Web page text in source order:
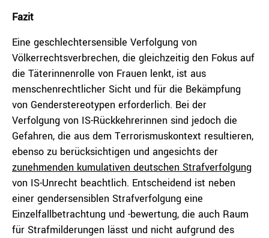
Fazit
Eine geschlechtersensible Verfolgung von
Völkerrechtsverbrechen, die gleichzeitig den Fokus auf
die Täterinnenrolle von Frauen lenkt, ist aus
menschenrechtlicher Sicht und für die Bekämpfung
von Genderstereotypen erforderlich. Bei der
Verfolgung von IS-Rückkehrerinnen sind jedoch die
Gefahren, die aus dem Terrorismuskontext resultieren,
ebenso zu berücksichtigen und angesichts der
zunehmenden kumulativen deutschen Strafverfolgung
von IS-Unrecht beachtlich. Entscheidend ist neben
einer gendersensiblen Strafverfolgung eine
Einzelfallbetrachtung und -bewertung, die auch Raum
für Strafmilderungen lässt und nicht aufgrund des